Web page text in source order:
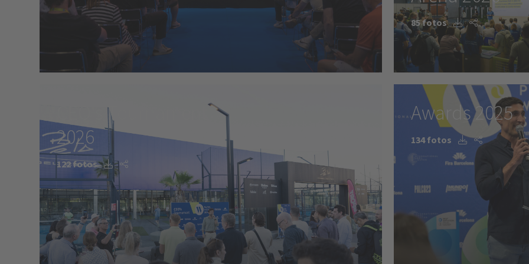
85 fotos
CEO's Tournament
2026
122 fotos
Awards 2025
134 fotos